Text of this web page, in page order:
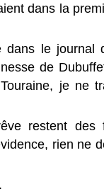
dans la
dans le journal
de
je ne
restent des
rien ne